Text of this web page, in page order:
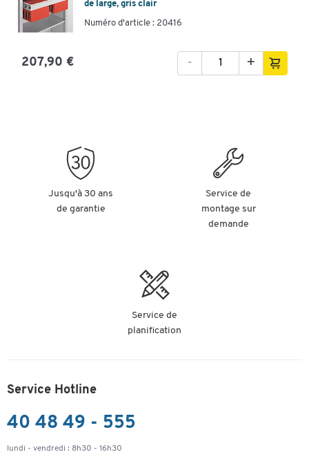
de large, gris clair
Numéro d'article : 20416
207,90 € +
-
Jusqu'à 30 ans
de garantie
Service de
montage sur
demande
Service de
planification
Service Hotline
40 48 49 - 555
lundi - vendredi : 8h30 - 16h30